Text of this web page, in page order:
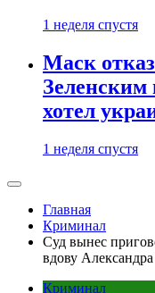
1 неделя спустя
Маск
Зеленским
хотел
1 неделя спустя
Главная
Криминал
Суд вынес
вдову Александра
Криминал